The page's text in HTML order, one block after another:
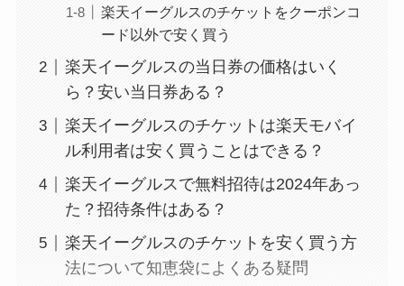
楽天イーグルスのチケットをクーポンコ
ード以外で安く買う
楽天イーグルスの当日券の価格はいく
ら？安い当日券ある？
楽天イーグルスのチケットは楽天モバイ
ル利用者は安く買うことはできる？
楽天イーグルスで無料招待は2024年あっ
た？招待条件はある？
楽天イーグルスのチケットを安く買う方
法について知恵袋によくある疑問